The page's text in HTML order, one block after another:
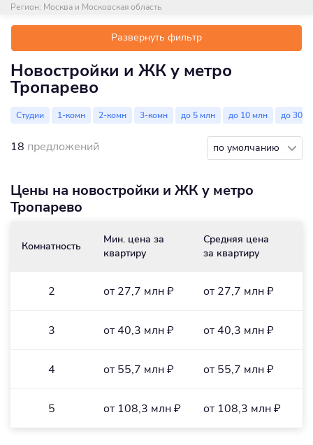
Регион: Москва и Московская область
Развернуть фильтр
Новостройки и ЖК у метро
Тропарево
Студии 1-комн 2-комн 3-комн до 5 млн до 10 млн до 30 м²
18 предложений по умолчанию
Цены на новостройки и ЖК у метро
Тропарево
Комнатность
Мин. цена за
квартиру
Средняя цена
за квартиру
2 от 27,7 млн ₽ от 27,7 млн ₽
3 от 40,3 млн ₽ от 40,3 млн ₽
4 от 55,7 млн ₽ от 55,7 млн ₽
5 от 108,3 млн ₽ от 108,3 млн ₽